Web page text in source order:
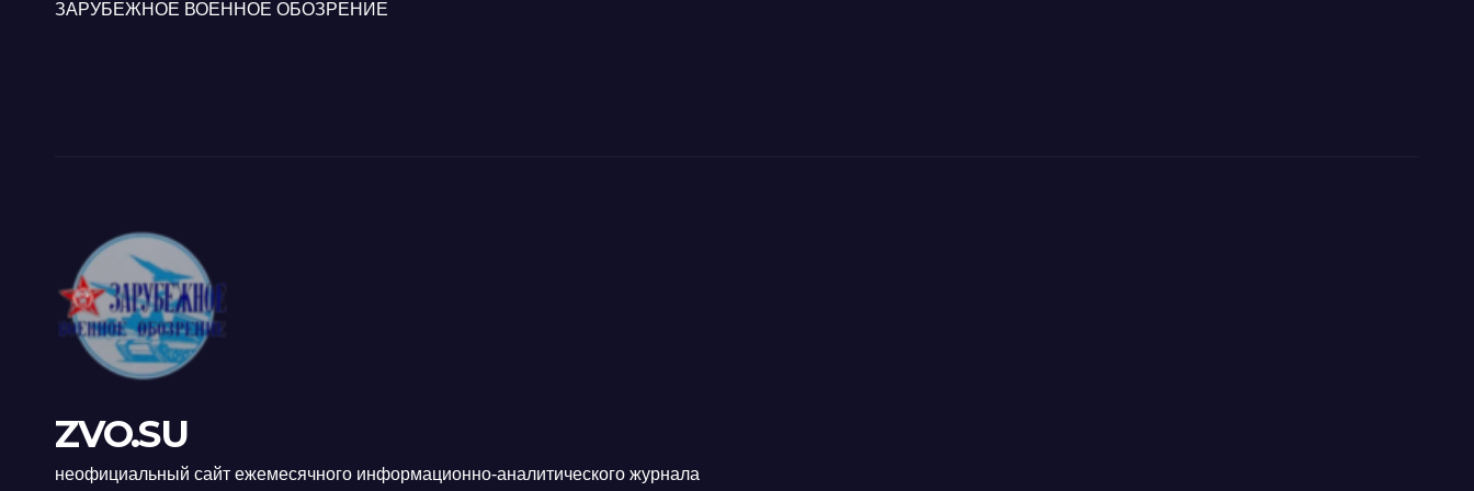
ЗАРУБЕЖНОЕ ВОЕННОЕ ОБОЗРЕНИЕ
ZVO.SU
неофициальный сайт ежемесячного информационно-аналитического журнала